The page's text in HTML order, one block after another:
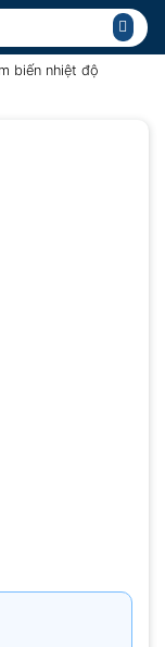
biến nhiệt độ